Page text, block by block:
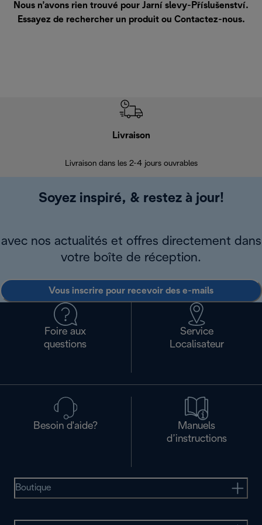
Nous n’avons rien trouvé pour Jarní slevy-Příslušenství.
Essayez de rechercher un produit ou Contactez-nous.
Livraison
Livraison dans les 2-4 jours ouvrables
Soyez inspiré, & restez à jour!
avec nos actualités et offres directement dans
votre boîte de réception.
Vous inscrire pour recevoir des e-mails
Foire aux
questions
Service
Localisateur
Besoin d'aide?
Manuels
d’instructions
Boutique